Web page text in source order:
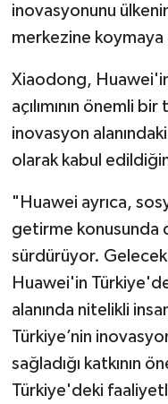
inovasyonunu
merkezine
Xiaodong,
açılımının önemli
inovasyon
olarak kabul
"Huawei ayrıca,
getirme konusunda
sürdürüyor.
Huawei'in
alanında nitelikli
Türkiye’nin
sağladığı katkının
Türkiye'deki